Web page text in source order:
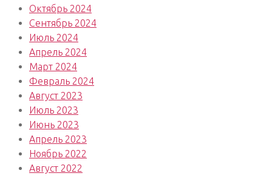
Октябрь 2024
Сентябрь 2024
Июль 2024
Апрель 2024
Март 2024
Февраль 2024
Август 2023
Июль 2023
Июнь 2023
Апрель 2023
Ноябрь 2022
Август 2022